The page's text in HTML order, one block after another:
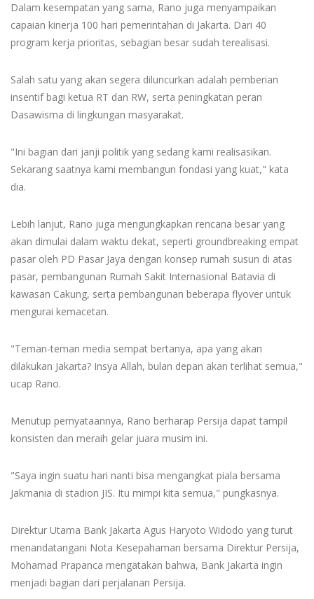
Dalam kesempatan yang sama, Rano juga menyampaikan
capaian kinerja 100 hari pemerintahan di Jakarta. Dari 40
program kerja prioritas, sebagian besar sudah terealisasi.
Salah satu yang akan segera diluncurkan adalah pemberian
insentif bagi ketua RT dan RW, serta peningkatan peran
Dasawisma di lingkungan masyarakat.
"Ini bagian dari janji politik yang sedang kami realisasikan.
Sekarang saatnya kami membangun fondasi yang kuat," kata
dia.
Lebih lanjut, Rano juga mengungkapkan rencana besar yang
akan dimulai dalam waktu dekat, seperti groundbreaking empat
pasar oleh PD Pasar Jaya dengan konsep rumah susun di atas
pasar, pembangunan Rumah Sakit Internasional Batavia di
kawasan Cakung, serta pembangunan beberapa flyover untuk
mengurai kemacetan.
"Teman-teman media sempat bertanya, apa yang akan
dilakukan Jakarta? Insya Allah, bulan depan akan terlihat semua,"
ucap Rano.
Menutup pernyataannya, Rano berharap Persija dapat tampil
konsisten dan meraih gelar juara musim ini.
"Saya ingin suatu hari nanti bisa mengangkat piala bersama
Jakmania di stadion JIS. Itu mimpi kita semua," pungkasnya.
Direktur Utama Bank Jakarta Agus Haryoto Widodo yang turut
menandatangani Nota Kesepahaman bersama Direktur Persija,
Mohamad Prapanca mengatakan bahwa, Bank Jakarta ingin
menjadi bagian dari perjalanan Persija.